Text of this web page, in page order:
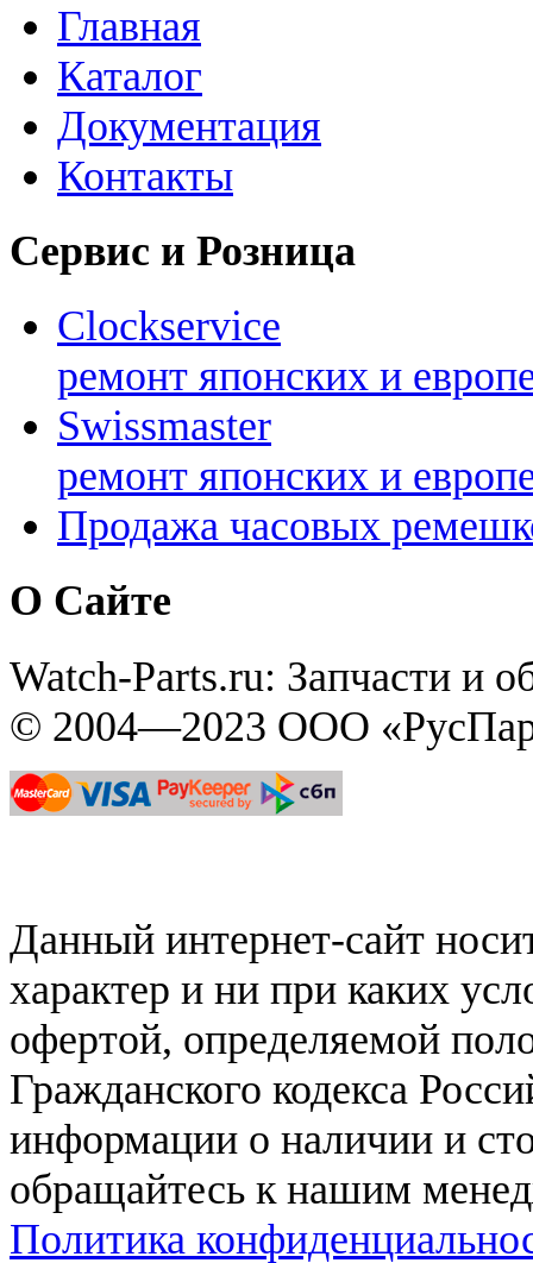
Главная
Каталог
Документация
Контакты
Сервис и Розница
Clockservice
ремонт японских и
Swissmaster
ремонт японских и
Продажа часовых
О Сайте
Watch-Parts.ru: Запчасти и
© 2004—2023 ООО
Данный интернет-сайт
характер и ни при каких
офертой, определяемой
Гражданского кодекса
информации о наличии и
обращайтесь к нашим
Политика